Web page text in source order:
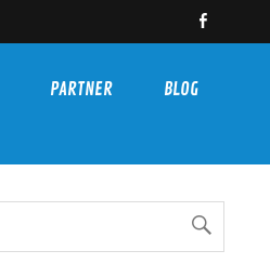
PARTNER BLOG